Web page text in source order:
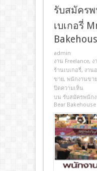
รับสมัคร
เบเกอรี่
admin
งาน Freelance, ง
ร้านเบเกอรี่, งาน
ขาย, พนักงานขา
ปิดความเห็น
บน รับสมัครพนักง
Bear Bakehouse